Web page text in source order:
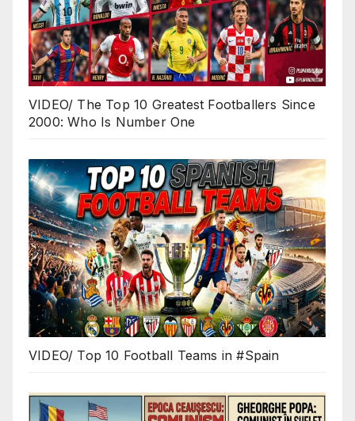
VIDEO/ The Top 10 Greatest Footballers Since
2000: Who Is Number One
VIDEO/ Top 10 Football Teams in #Spain